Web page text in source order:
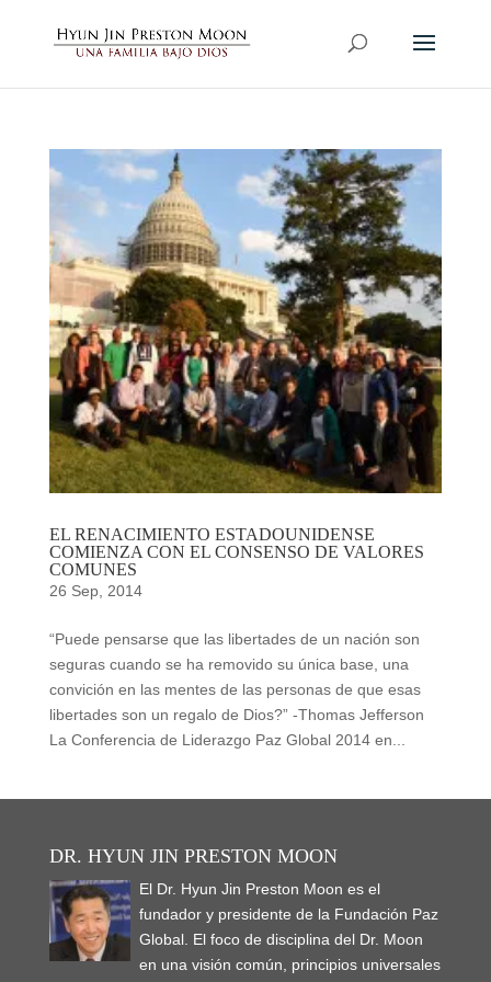
EL RENACIMIENTO ESTADOUNIDENSE
COMIENZA CON EL CONSENSO DE VALORES
COMUNES
26 Sep, 2014
“Puede pensarse que las libertades de un nación son
seguras cuando se ha removido su única base, una
convición en las mentes de las personas de que esas
libertades son un regalo de Dios?” -Thomas Jefferson
La Conferencia de Liderazgo Paz Global 2014 en...
DR. HYUN JIN PRESTON MOON
El Dr. Hyun Jin Preston Moon es el
fundador y presidente de la Fundación Paz
Global. El foco de disciplina del Dr. Moon
en una visión común, principios universales